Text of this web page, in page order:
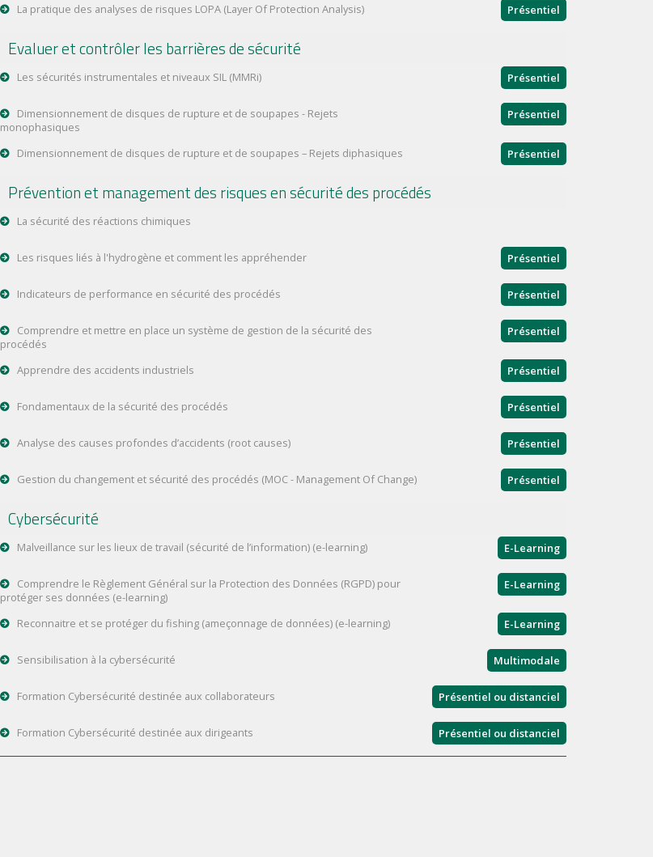
La pratique des analyses de risques LOPA (Layer Of Protection Analysis) Présentiel
Evaluer et contrôler les barrières de sécurité
Les sécurités instrumentales et niveaux SIL (MMRi) Présentiel
Dimensionnement de disques de rupture et de soupapes - Rejets
monophasiques
Présentiel
Dimensionnement de disques de rupture et de soupapes – Rejets diphasiques Présentiel
Prévention et management des risques en sécurité des procédés
La sécurité des réactions chimiques
Les risques liés à l'hydrogène et comment les appréhender Présentiel
Indicateurs de performance en sécurité des procédés Présentiel
Comprendre et mettre en place un système de gestion de la sécurité des
procédés
Présentiel
Apprendre des accidents industriels Présentiel
Fondamentaux de la sécurité des procédés Présentiel
Analyse des causes profondes d’accidents (root causes) Présentiel
Gestion du changement et sécurité des procédés (MOC - Management Of Change) Présentiel
Cybersécurité
Malveillance sur les lieux de travail (sécurité de l’information) (e-learning) E-Learning
Comprendre le Règlement Général sur la Protection des Données (RGPD) pour
protéger ses données (e-learning)
E-Learning
Reconnaitre et se protéger du fishing (ameçonnage de données) (e-learning) E-Learning
Sensibilisation à la cybersécurité Multimodale
Formation Cybersécurité destinée aux collaborateurs Présentiel ou distanciel
Formation Cybersécurité destinée aux dirigeants Présentiel ou distanciel